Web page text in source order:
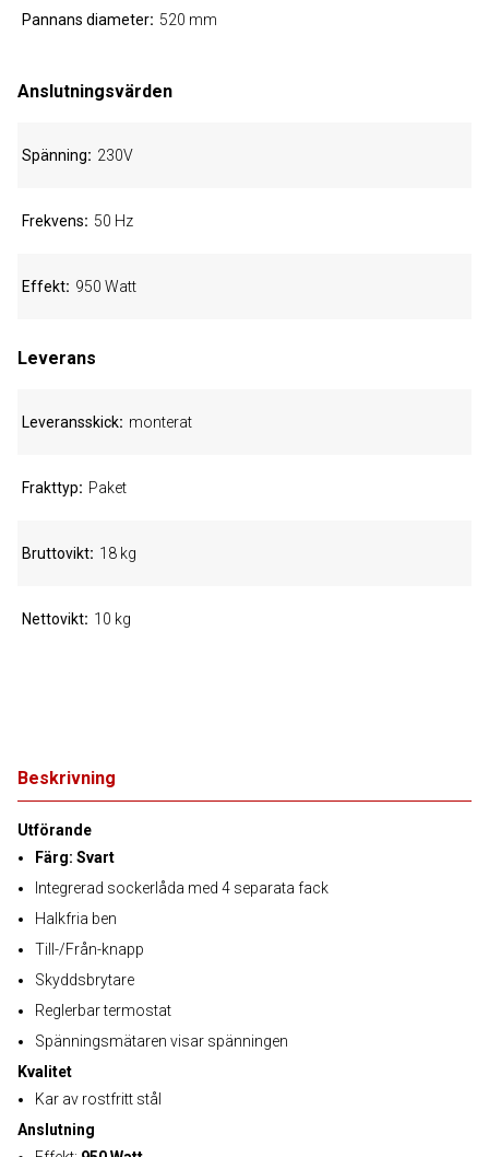
Beskrivning
Utförande
Färg: Svart
Integrerad sockerlåda med 4 separata fack
Halkfria ben
Till-/Från-knapp
Skyddsbrytare
Reglerbar termostat
Spänningsmätaren visar spänningen
Kvalitet
Kar av rostfritt stål
Anslutning
Pannans diameter 520 mm
Anslutningsvärden
Spänning 230V
Frekvens 50 Hz
Effekt 950 Watt
Leverans
Leveransskick monterat
Frakttyp Paket
Bruttovikt 18 kg
Nettovikt 10 kg